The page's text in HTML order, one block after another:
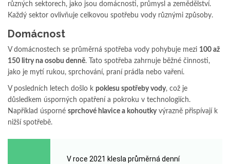
různých sektorech, jako jsou domácnosti, průmysl a zemědělství.
Každý sektor ovlivňuje celkovou spotřebu vody různými způsoby.
Domácnost
V domácnostech se průměrná spotřeba vody pohybuje mezi 100 až
150 litry na osobu denně. Tato spotřeba zahrnuje běžné činnosti,
jako je mytí rukou, sprchování, praní prádla nebo vaření.
V posledních letech došlo k poklesu spotřeby vody, což je
důsledkem úsporných opatření a pokroku v technologiích.
Například úsporné sprchové hlavice a kohoutkyvýrazně přispívají k
nižší spotřebě.
V roce 2021 klesla průměrná denní